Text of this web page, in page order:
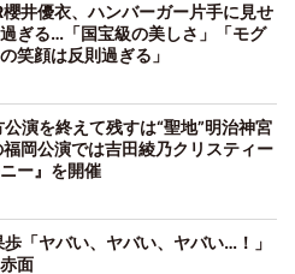
櫻井優衣、ハンバーガー片手に見せ
ぎる…「国宝級の美しさ」「モグ
笑顔は反則過ぎる」
演を終えて残すは“聖地”明治神宮
岡公演では吉田綾乃クリスティー
ー』を開催
「ヤバい、ヤバい、ヤバい…！」
面